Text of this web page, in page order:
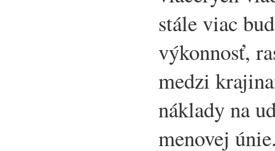
stále viac
výkonnosť,
medzi
náklady na
menovej